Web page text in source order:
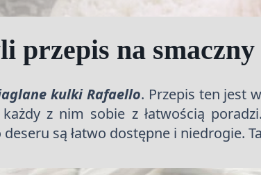
przepis na smaczny
kulki Rafaello. Przepis ten jest
z nim sobie z łatwością
są łatwo dostępne i niedrogie.